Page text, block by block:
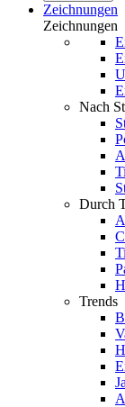
Zeichnungen
Zeichnungen
Nach
Durch
Trends